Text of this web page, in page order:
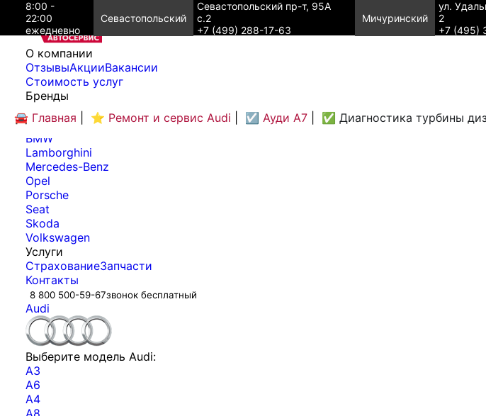
8:00 -
22:00
ежедневно
Севастопольский
Севастопольский пр-т, 95А
с.2
+7 (499) 288-17-63
Мичуринский
ул.
2
+7 (495)
O компании
ОтзывыАкцииВакансии
Cтоимость услуг
Бренды
Audi
Bentley
BMW
Lamborghini
Mercedes-Benz
Opel
Porsche
Seat
Skoda
Volkswagen
Услуги
СтрахованиеЗапчасти
Контакты
8 800 500-59-67звонок бесплатный
🚘 Главная ⭐ Ремонт и сервис Audi ☑️ Ауди А7 ✅ Диагностика турбины
Audi
Выберите модель Audi:
A3
A6
A4
A8